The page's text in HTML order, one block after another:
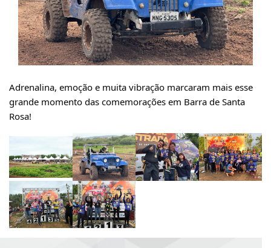
Adrenalina, emoção e muita vibração marcaram mais esse
grande momento das comemorações em Barra de Santa
Rosa!